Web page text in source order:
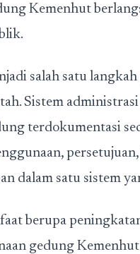
Kemenhut
salah satu
Sistem
terdokumentasi
dalam satu sistem
berupa
gedung